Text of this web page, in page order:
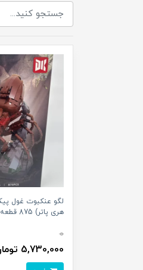
لگو عنکبوت غول
هری پاتر) 875 قطعه کد 7056
0
5,730,000 تومان